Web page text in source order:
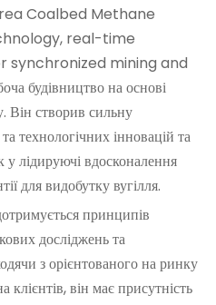
Coalbed Methane
real-time
mining and
будівництво на основі
Він створив сильну
технологічних інновацій та
лідируючі вдосконалення
для видобутку вугілля.
принципів
досліджень та
з орієнтованого на ринку
клієнтів, він має присутність